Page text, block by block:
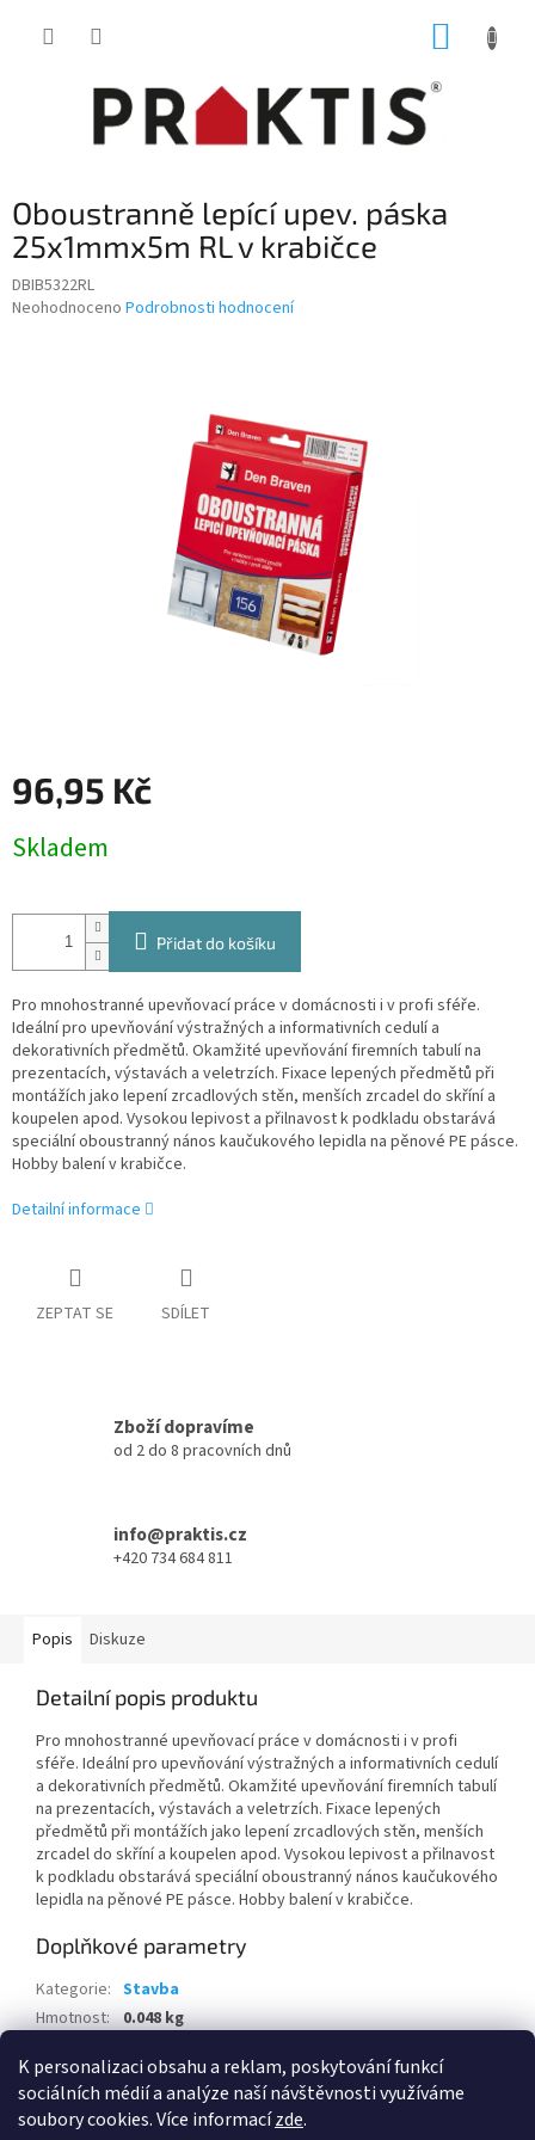
K personalizaci obsahu a reklam, poskytování funkcí
sociálních médií a analýze naší návštěvnosti využíváme
soubory cookies. Více informacízde.
Oboustranně lepící upev. páska
25x1mmx5m RL v krabičce
DBIB5322RL
Průměrné
Neohodnoceno Podrobnosti hodnocení
96,95 Kč
cena:
Skladem
Přidat do košíku
Pro mnohostranné upevňovací práce v domácnosti i v profi sféře.
Ideální pro upevňování výstražných a informativních cedulí a
dekorativních předmětů. Okamžité upevňování firemních tabulí na
prezentacích, výstavách a veletrzích. Fixace lepených předmětů při
montážích jako lepení zrcadlových stěn, menších zrcadel do skříní a
koupelen apod. Vysokou lepivost a přilnavost k podkladu obstarává
speciální oboustranný nános kaučukového lepidla na pěnové PE pásce.
Hobby balení v krabičce.
Detailní informace
ZEPTAT SE SDÍLET
Zboží dopravíme
od 2 do 8 pracovních dnů
info@praktis.cz
+420 734 684 811
Popis Diskuze
Detailní popis produktu
Pro mnohostranné upevňovací práce v domácnosti i v profi
sféře. Ideální pro upevňování výstražných a informativních cedulí
a dekorativních předmětů. Okamžité upevňování firemních tabulí
na prezentacích, výstavách a veletrzích. Fixace lepených
předmětů při montážích jako lepení zrcadlových stěn, menších
zrcadel do skříní a koupelen apod. Vysokou lepivost a přilnavost
k podkladu obstarává speciální oboustranný nános kaučukového
lepidla na pěnové PE pásce. Hobby balení v krabičce.
Doplňkové parametry
Kategorie: Stavba
Hmotnost: 0.048 kg